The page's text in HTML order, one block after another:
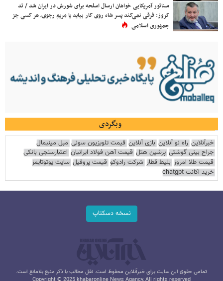
سناتور آمریکایی خواهان ارسال اسلحه برای شورش در ایران شد / تد
کروز: فرقی نمی‌کند پسر شاه روی کار بیاید یا مریم رجوی، هر کسی جز
جمهوری اسلامی
وبگردی
خبرآنلاین راه نو آنلاین بازی آنلاین قیمت تلویزیون سونی مبل مینیمال
جراح بینی گوشتی پرشین هتل قیمت آهن فولاد ایرانیان اعتبارسنجی بانکی
قیمت طلا امروز بلیط قطار شرکت رادوکو قیمت پروفیل سایت یوتوتایمز
خرید اکانت chatgpt
نسخه دسکتاپ
تمامی حقوق این سایت برای خبرآنلاین محفوظ است. نقل مطالب با ذکر منبع بلامانع است.